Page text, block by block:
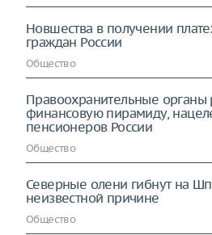
Новшества в получении
граждан России
Общество
Правоохранительные органы
финансовую пирамиду,
пенсионеров России
Общество
Северные олени гибнут на
неизвестной причине
Общество